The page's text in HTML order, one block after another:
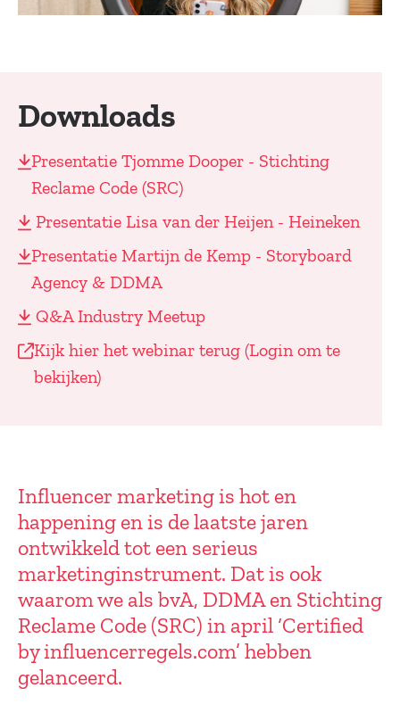
Downloads
Presentatie Tjomme Dooper - Stichting
Reclame Code (SRC)
Presentatie Lisa van der Heijen - Heineken
Presentatie Martijn de Kemp - Storyboard
Agency & DDMA
Q&A Industry Meetup
Kijk hier het webinar terug (Login om te
bekijken)
Influencer marketing is hot en
happening en is de laatste jaren
ontwikkeld tot een serieus
marketinginstrument. Dat is ook
waarom we als bvA, DDMA en Stichting
Reclame Code (SRC) in april ‘Certified
by influencerregels.com’ hebben
gelanceerd.